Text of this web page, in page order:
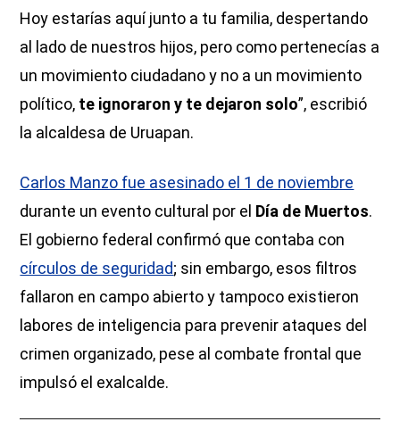
Hoy estarías aquí junto a tu familia, despertando
al lado de nuestros hijos, pero como pertenecías a
un movimiento ciudadano y no a un movimiento
político, te ignoraron y te dejaron solo”, escribió
la alcaldesa de Uruapan.
Carlos Manzo fue asesinado el 1 de noviembre
durante un evento cultural por el Día de Muertos.
El gobierno federal confirmó que contaba con
círculos de seguridad; sin embargo, esos filtros
fallaron en campo abierto y tampoco existieron
labores de inteligencia para prevenir ataques del
crimen organizado, pese al combate frontal que
impulsó el exalcalde.